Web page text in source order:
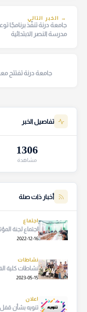
→ الخبر التالي
جامعة درنة تنفّذ برنامجًا
مدرسة النصر الابتدائية
جامعة درنة تفتتح
تفاصيل الخبر
1306
مشاهدة
أخبار ذات صلة
اجتماع
اجتماع لجنة
2022-12-16
نشاطات
نشاطات كلية
2023-05-15
اعلان
تنويه بشأن قفل